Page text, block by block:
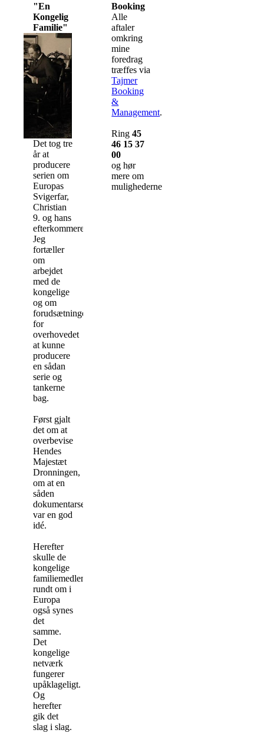
"En
Kongelig
Familie"
Det tog tre
år at
producere
serien om
Europas
Svigerfar,
Christian
9. og hans
efterkommere.
Jeg
fortæller
om
arbejdet
med de
kongelige
og om
forudsætningen
for
overhovedet
at kunne
producere
en sådan
serie og
tankerne
bag.
Først gjalt
det om at
overbevise
Hendes
Majestæt
Dronningen,
om at en
såden
dokumentarserie
var en god
idé.
Herefter
skulle de
kongelige
familiemedlemmer
rundt om i
Europa
også synes
det
samme.
Det
kongelige
netværk
fungerer
upåklageligt.
Og
herefter
gik det
slag i slag.
Booking
Alle
aftaler
omkring
mine
foredrag
træffes via
Tajmer
Booking
&
Management.
Ring45
46 15 37
00
og hør
mere om
mulighederne.